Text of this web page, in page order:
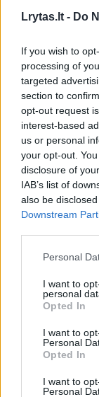
Lrytas.lt - Do
If you wish to
processing of
targeted
section to
opt-out request
interest-based
us or personal
your opt-out.
disclosure of
IAB’s list of
also be
Downstream
Personal
I want to
personal
Opted In
I want to
Personal
Opted In
I want to
Personal
tolesnės šių
Klaipėdos
rengėjų
astronomo
menų ir
Šis centras
drauge
astronomo
pristatomos
menas ir